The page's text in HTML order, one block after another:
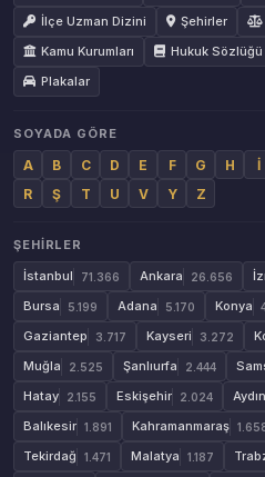
İlçe Uzman Dizini
Şehirler
Kamu Kurumları
Hukuk Sözlüğü
Plakalar
SOYADA GÖRE
A B C D E F G H İ
R
Ş T U V Y Z
ŞEHIRLER
İstanbul
71.366 Ankara 26.656
Bursa 5.199 Adana 5.170 Konya
Gaziantep 3.717 Kayseri 3.272
Muğla 2.525 Şanlıurfa 2.444
Hatay 2.155 Eskişehir 2.024 Aydın
Balıkesir 1.891 Kahramanmaraş
Tekirdağ 1.471 Malatya 1.187